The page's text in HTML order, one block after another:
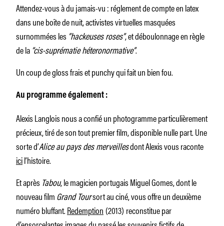
Attendez-vous à du jamais-vu : réglement de compte en latex
dans une boîte de nuit, activistes virtuelles masquées
surnommées les”hackeuses roses”, et déboulonnage en règle
de la“cis-suprématie héteronormative”.
Un coup de gloss frais et punchy qui fait un bien fou.
Au programme également :
Alexis Langlois nous a confié un photogramme particulièrement
précieux, tiré de son tout premier film, disponible nulle part. Une
sorte d’Alice au pays des merveillesdont Alexis vous raconte
icil’histoire.
Et après Tabou, le magicien portugais Miguel Gomes, dont le
nouveau filmGrand Toursort au ciné, vous offre un deuxième
numéro bluffant.Redemption(2013) reconstitue par